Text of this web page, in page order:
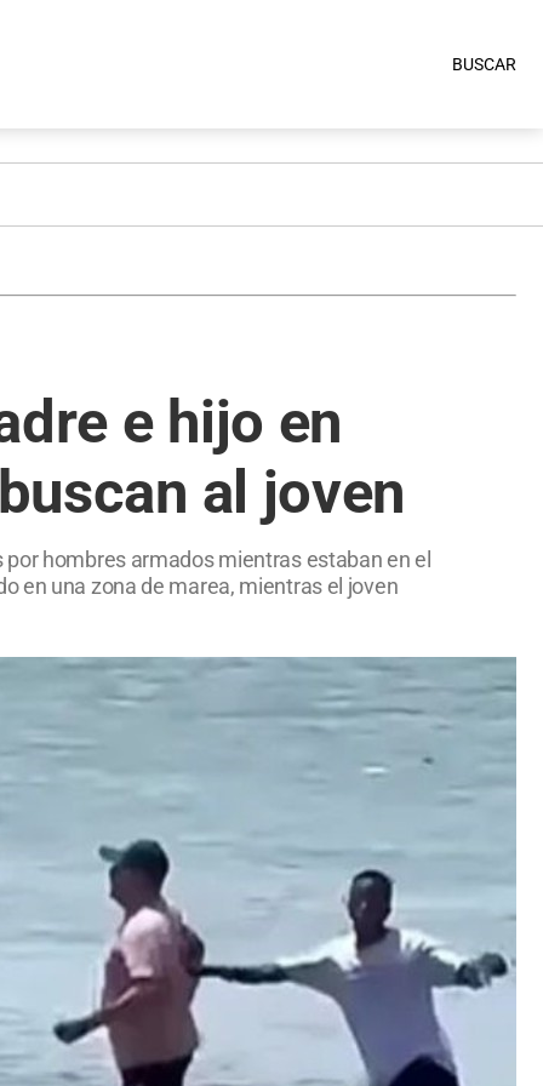
BUSCAR
e hijo en
al joven
hombres armados mientras estaban en el
en una zona de marea, mientras el joven